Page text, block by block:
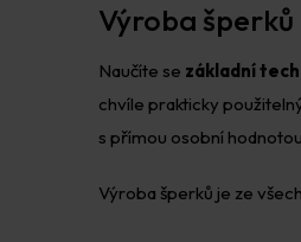
Výroba šperků
Naučíte se základní
chvíle prakticky
s přímou osobní
Výroba šperků je ze